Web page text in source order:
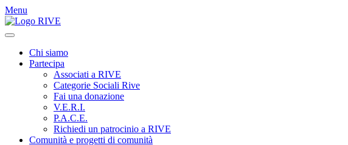
Menu
Chi siamo
Partecipa
Associati a RIVE
Categorie Sociali Rive
Fai una donazione
V.E.R.I.
P.A.C.E.
Richiedi un patrocinio a RIVE
Comunità e progetti di comunità